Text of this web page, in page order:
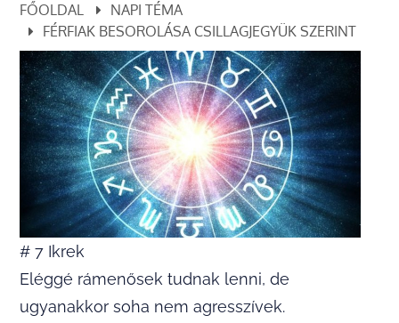
FŐOLDAL
NAPI TÉMA
FÉRFIAK BESOROLÁSA CSILLAGJEGYÜK SZERINT
# 7 Ikrek
Eléggé rámenősek tudnak lenni, de
ugyanakkor soha nem agresszívek.